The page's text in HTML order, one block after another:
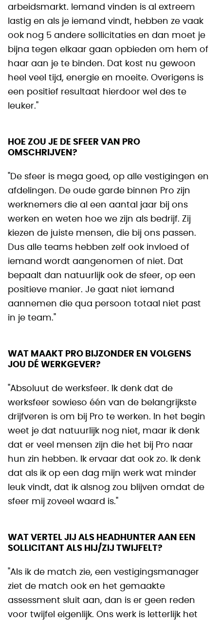
arbeidsmarkt. Iemand vinden is al extreem
lastig en als je iemand vindt, hebben ze vaak
ook nog 5 andere sollicitaties en dan moet je
bijna tegen elkaar gaan opbieden om hem of
haar aan je te binden. Dat kost nu gewoon
heel veel tijd, energie en moeite. Overigens is
een positief resultaat hierdoor wel des te
leuker."
HOE ZOU JE DE SFEER VAN PRO
OMSCHRIJVEN?
"De sfeer is mega goed, op alle vestigingen en
afdelingen. De oude garde binnen Pro zijn
werknemers die al een aantal jaar bij ons
werken en weten hoe we zijn als bedrijf. Zij
kiezen de juiste mensen, die bij ons passen.
Dus alle teams hebben zelf ook invloed of
iemand wordt aangenomen of niet. Dat
bepaalt dan natuurlijk ook de sfeer, op een
positieve manier. Je gaat niet iemand
aannemen die qua persoon totaal niet past
in je team."
WAT MAAKT PRO BIJZONDER EN VOLGENS
JOU DÉ WERKGEVER?
"Absoluut de werksfeer. Ik denk dat de
werksfeer sowieso één van de belangrijkste
drijfveren is om bij Pro te werken. In het begin
weet je dat natuurlijk nog niet, maar ik denk
dat er veel mensen zijn die het bij Pro naar
hun zin hebben. Ik ervaar dat ook zo. Ik denk
dat als ik op een dag mijn werk wat minder
leuk vindt, dat ik alsnog zou blijven omdat de
sfeer mij zoveel waard is."
WAT VERTEL JIJ ALS HEADHUNTER AAN EEN
SOLLICITANT ALS HIJ/ZIJ TWIJFELT?
"Als ik de match zie, een vestigingsmanager
ziet de match ook en het gemaakte
assessment sluit aan, dan is er geen reden
voor twijfel eigenlijk. Ons werk is letterlijk het